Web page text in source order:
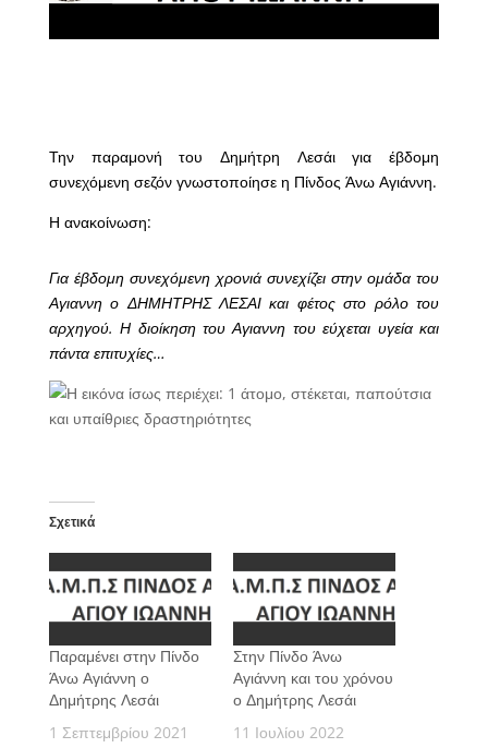
Την παραμονή του Δημήτρη Λεσάι για έβδομη
συνεχόμενη σεζόν γνωστοποίησε η Πίνδος Άνω Αγιάννη.
Η ανακοίνωση:
Για έβδομη συνεχόμενη χρονιά συνεχίζει στην ομάδα του
Αγιαννη ο ΔΗΜΗΤΡΗΣ ΛΕΣΑΙ και φέτος στο ρόλο του
αρχηγού. Η διοίκηση του Αγιαννη του εύχεται υγεία και
πάντα επιτυχίες…
Σχετικά
Παραμένει στην Πίνδο
Άνω Αγιάννη ο
Δημήτρης Λεσάι
1 Σεπτεμβρίου 2021
Στην Πίνδο Άνω
Αγιάννη και του χρόνου
ο Δημήτρης Λεσάι
11 Ιουλίου 2022